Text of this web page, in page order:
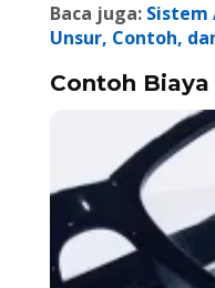
Baca juga: Sistem
Unsur, Contoh,
Contoh